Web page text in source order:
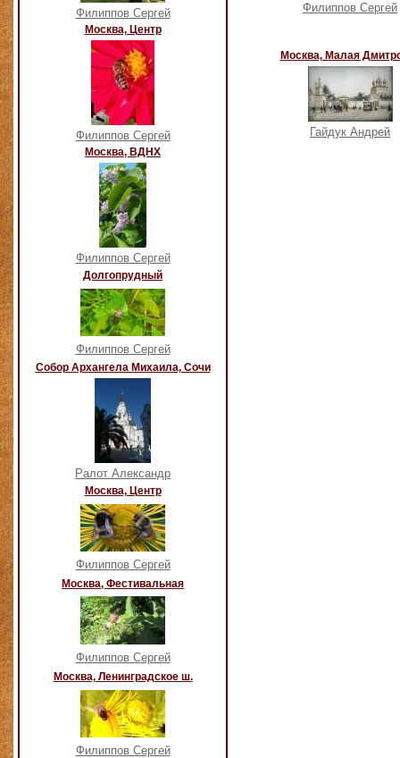
Филиппов Сергей
Москва, Центр
Филиппов Сергей
Москва, ВДНХ
Филиппов Сергей
Долгопрудный
Филиппов Сергей
Собор Архангела Михаила, Сочи
Ралот Александр
Москва, Центр
Филиппов Сергей
Москва, Фестивальная
Филиппов Сергей
Москва, Ленинградское ш.
Филиппов Сергей
Филиппов Сергей
Москва, Малая
Гайдук Андрей